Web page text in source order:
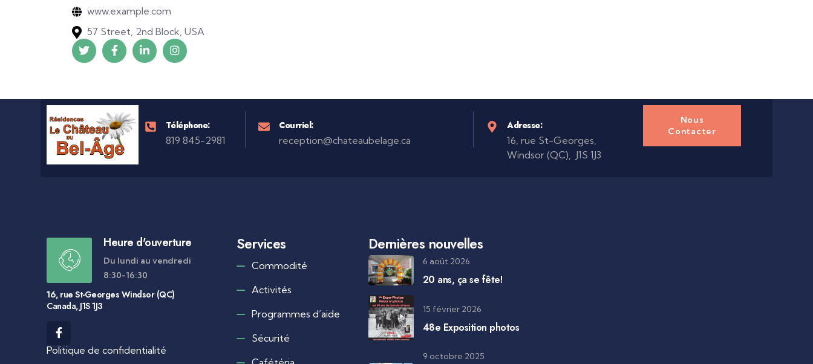
www.example.com
57 Street, 2nd Block, USA
Téléphone:
819 845-2981
Courriel:
reception@chateaubelage.ca
Adresse:
16, rue St-Georges,
Windsor (QC), J1S 1J3
Nous
Contacter
Heure d'ouverture
Du lundi au vendredi
8:30-16:30
16, rue St-Georges Windsor (QC)
Canada, J1S 1J3
Politique de confidentialité
Services
Commodité
Activités
Programmes d’aide
Sécurité
Dernières nouvelles
6 août 2026
20 ans, ça se fête!
15 février 2026
48e Exposition photos
9 octobre 2025